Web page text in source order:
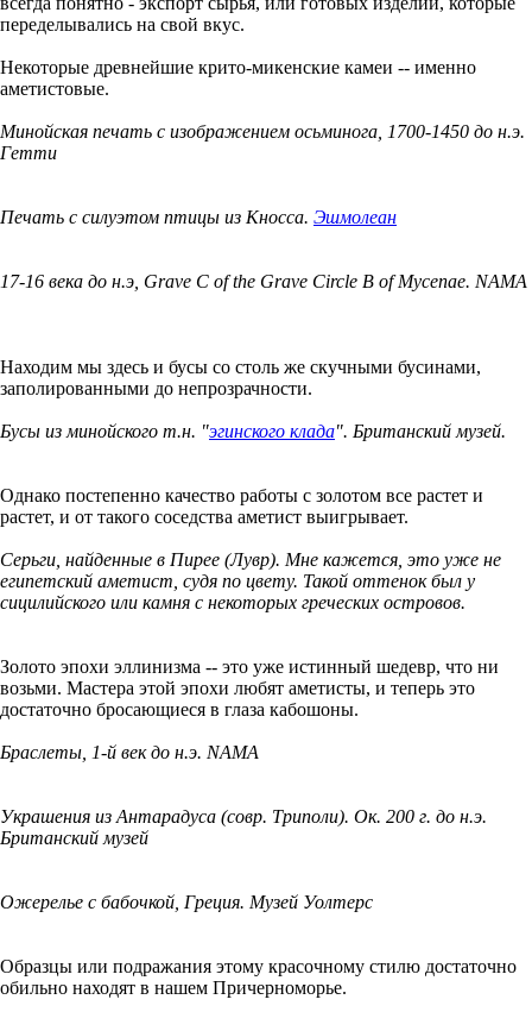
переделывались на свой вкус.
Некоторые древнейшие крито-микенские камеи -- именно
аметистовые.
Минойская печать с изображением осьминога, 1700-1450 до н.э.
Гетти
Печать с силуэтом птицы из Кносса. Эшмолеан
17-16 века до н.э, Grave C of the Grave Circle B of Mycenae. NAMA
Находим мы здесь и бусы со столь же скучными бусинами,
заполированными до непрозрачности.
Бусы из минойского т.н. "эгинского клада". Британский музей.
Однако постепенно качество работы с золотом все растет и
растет, и от такого соседства аметист выигрывает.
Серьги, найденные в Пирее (Лувр). Мне кажется, это уже не
египетский аметист, судя по цвету. Такой оттенок был у
сицилийского или камня с некоторых греческих островов.
Золото эпохи эллинизма -- это уже истинный шедевр, что ни
возьми. Мастера этой эпохи любят аметисты, и теперь это
достаточно бросающиеся в глаза кабошоны.
Браслеты, 1-й век до н.э. NAMA
Украшения из Антарадуса (совр. Триполи). Ок. 200 г. до н.э.
Британский музей
Ожерелье с бабочкой, Греция. Музей Уолтерс
Образцы или подражания этому красочному стилю достаточно
обильно находят в нашем Причерноморье.